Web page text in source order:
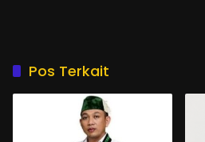
Pos Terkait